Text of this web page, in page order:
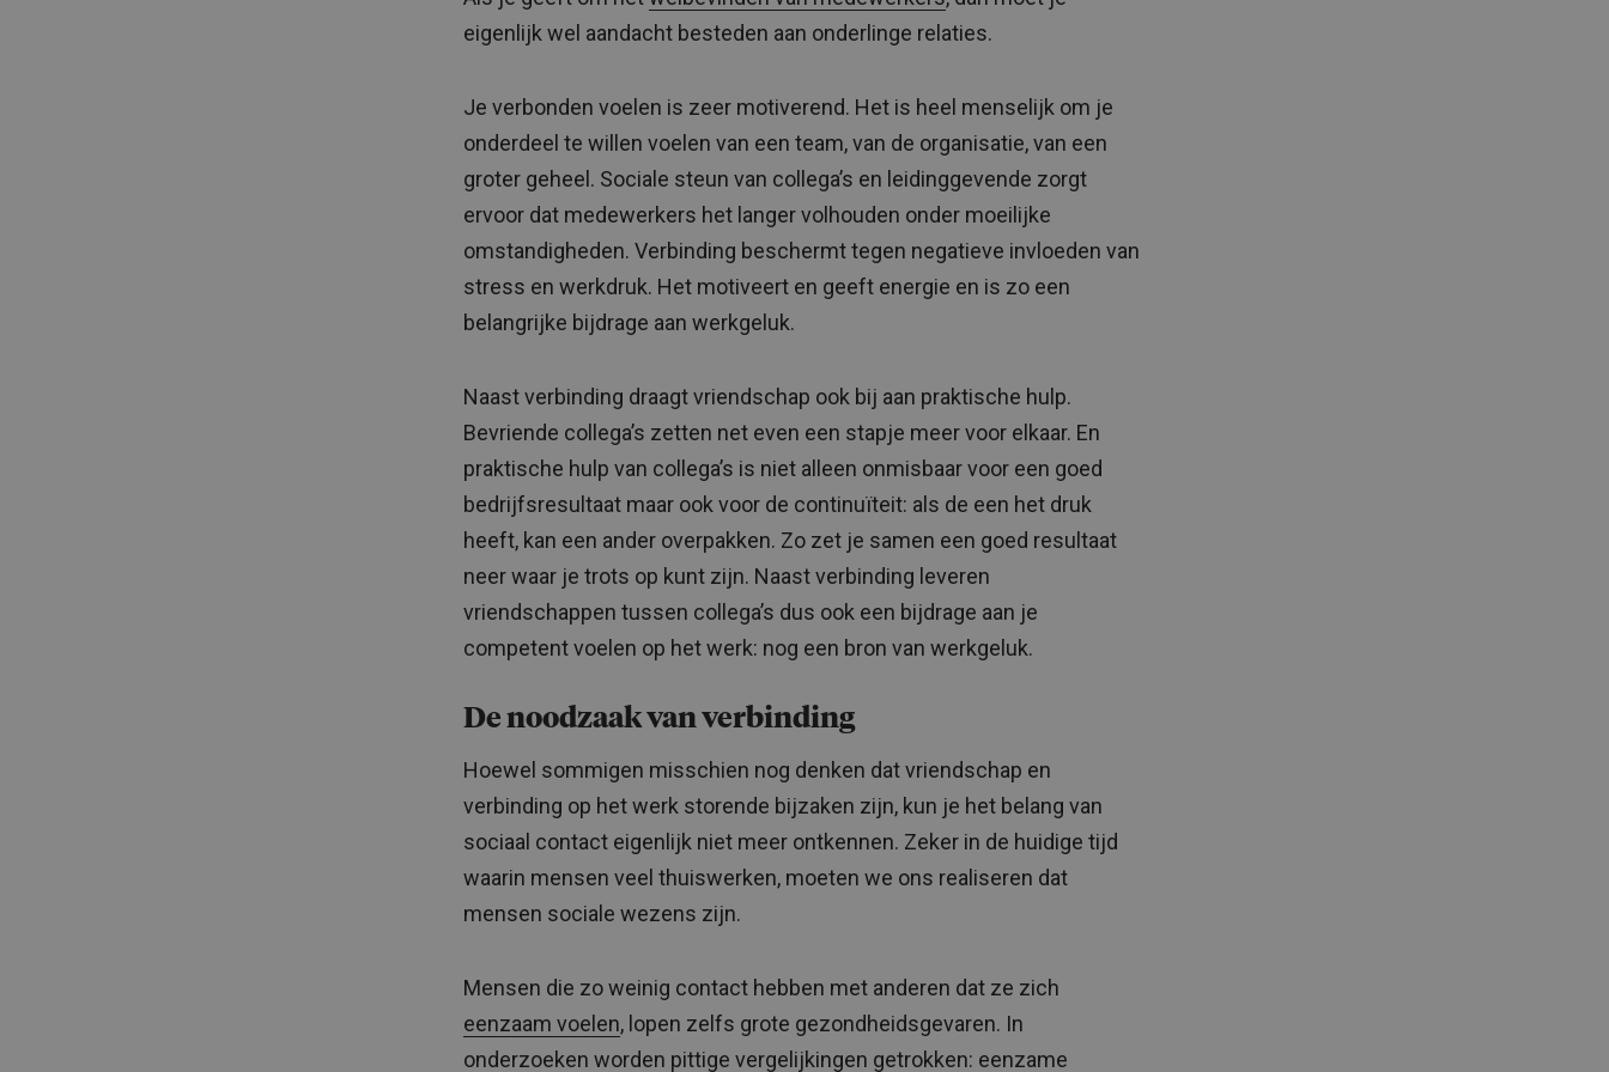
eigenlijk wel aandacht besteden aan onderlinge relaties.
Je verbonden voelen is zeer motiverend. Het is heel menselijk om je
onderdeel te willen voelen van een team, van de organisatie, van een
groter geheel. Sociale steun van collega’s en leidinggevende zorgt
ervoor dat medewerkers het langer volhouden onder moeilijke
omstandigheden. Verbinding beschermt tegen negatieve invloeden van
stress en werkdruk. Het motiveert en geeft energie en is zo een
belangrijke bijdrage aan werkgeluk.
Naast verbinding draagt vriendschap ook bij aan praktische hulp.
Bevriende collega’s zetten net even een stapje meer voor elkaar. En
praktische hulp van collega’s is niet alleen onmisbaar voor een goed
bedrijfsresultaat maar ook voor de continuïteit: als de een het druk
heeft, kan een ander overpakken. Zo zet je samen een goed resultaat
neer waar je trots op kunt zijn. Naast verbinding leveren
vriendschappen tussen collega’s dus ook een bijdrage aan je
competent voelen op het werk: nog een bron van werkgeluk.
De noodzaak van verbinding
Hoewel sommigen misschien nog denken dat vriendschap en
verbinding op het werk storende bijzaken zijn, kun je het belang van
sociaal contact eigenlijk niet meer ontkennen. Zeker in de huidige tijd
waarin mensen veel thuiswerken, moeten we ons realiseren dat
mensen sociale wezens zijn.
Mensen die zo weinig contact hebben met anderen dat ze zich
eenzaam voelen, lopen zelfs grote gezondheidsgevaren. In
onderzoeken worden pittige vergelijkingen getrokken: eenzame